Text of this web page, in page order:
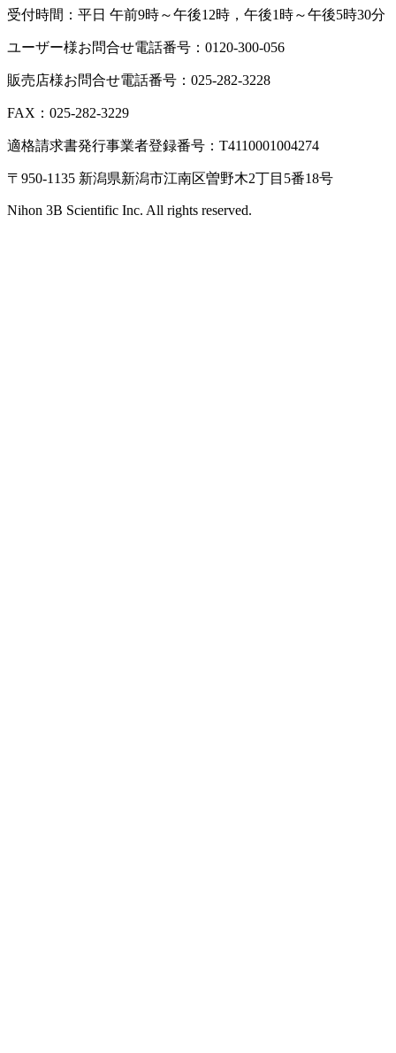
受付時間：平日 午前9時～午後12時，午後1時～午後5時30分
ユーザー様お問合せ電話番号：0120-300-056
販売店様お問合せ電話番号：025-282-3228
FAX：025-282-3229
適格請求書発行事業者登録番号：T4110001004274
〒950-1135 新潟県新潟市江南区曽野木2丁目5番18号
Nihon 3B Scientific Inc. All rights reserved.